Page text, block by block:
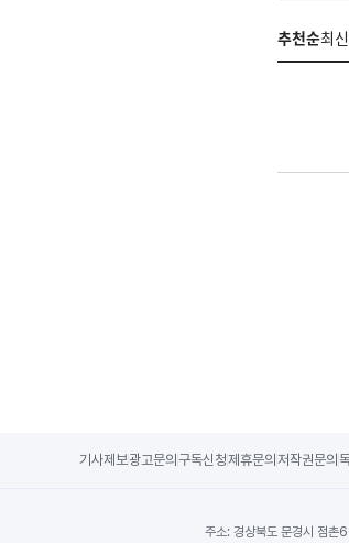
추천순최
기사제보광고문의 구독신청제휴문의 저작권문의
주소: 경상북도 문경시 점촌